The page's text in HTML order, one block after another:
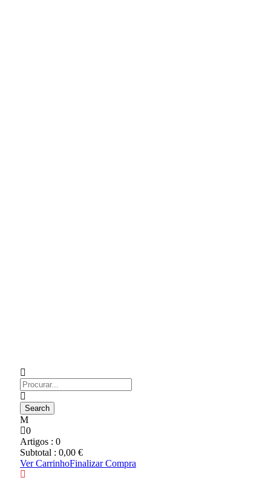
0
Artigos : 0
Subtotal : 0,00 €
Ver CarrinhoFinalizar Compra